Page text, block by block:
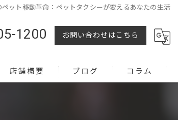
ペット移動革命：ペットタクシーが変えるあなたの生活
1200 お問い合わせはこちら
店舗概要 ブログ コラム